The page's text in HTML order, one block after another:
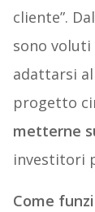
cliente”.
sono
adattarsi
progetto
metterne
investitori
Come